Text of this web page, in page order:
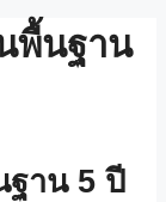
พื้นฐาน
าน 5 ปี